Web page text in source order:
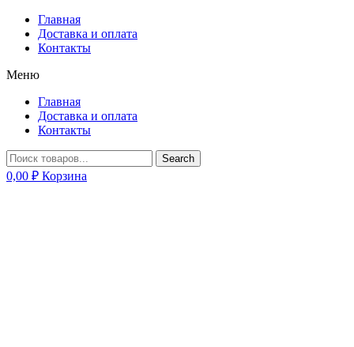
Главная
Доставка и оплата
Контакты
Меню
Главная
Доставка и оплата
Контакты
Search
0,00 ₽ Корзина